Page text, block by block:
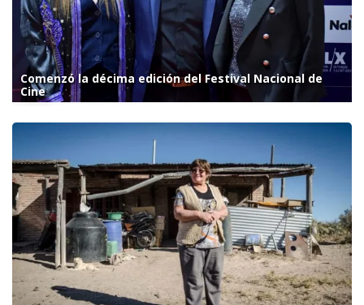
Comenzó la décima edición del Festival Nacional de
Cine